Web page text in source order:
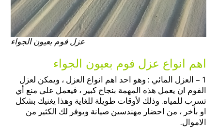
عزل فوم بعيون الجواء
اهم انواع عزل فوم بعيون الجواء
1 – العزل المائي : وهو احد اهم انواع العزل ، ويمكن لعزل
الفوم ان يعمل هذه المهمة بنجاح كبير ، فيعمل على منع أي
تسرب للمياه. وذلك لأوقات طويلة للغاية وهذا يغنيك بشكل
او بأخر ، من احضار مهندسين صيانة ويوفر لك الكثير من
الاموال.